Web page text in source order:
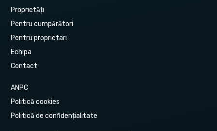
Proprietăți
Pentru cumpărători
Pentru proprietari
Echipa
Contact
ANPC
Politică cookies
Politică de confidențialitate